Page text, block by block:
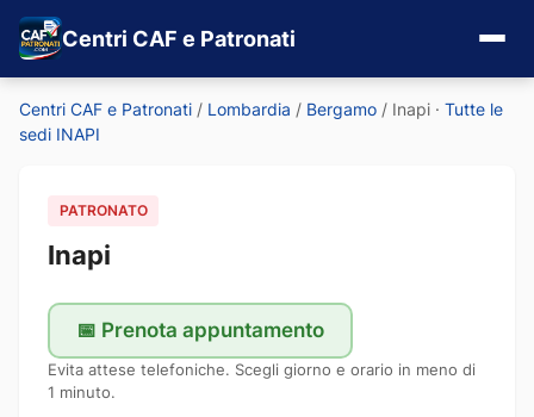
Centri CAF e Patronati
Centri CAF e Patronati / Lombardia / Bergamo / Inapi · Tutte le
sedi INAPI
PATRONATO
Inapi
📅 Prenota appuntamento
Evita attese telefoniche. Scegli giorno e orario in meno di
1 minuto.